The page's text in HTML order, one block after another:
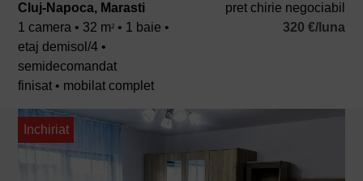
Cluj-Napoca, Marasti
1 camera • 32 m2 • 1 baie •
etaj demisol/4 •
semidecomandat
finisat • mobilat complet
pret chirie negociabil
320 €/luna
Inchiriat